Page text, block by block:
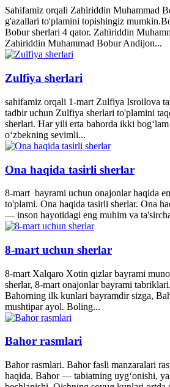
Sahifamiz orqali Zahiriddin Muhammad
g'azallari to'plamini topishingiz
Bobur sherlari 4 qator. Zahiriddin
Zahiriddin Muhammad Bobur Andijon...
Zulfiya sherlari
sahifamiz orqali 1-mart Zulfiya Isroilova
tadbir uchun Zulfiya sherlari to'plamini
sherlari. Har yili erta bahorda ikki
oʻzbekning sevimli...
Ona haqida tasirli sherlar
8-mart bayrami uchun onajonlar haqida
to'plami. Ona haqida tasirli sherlar. Ona
— inson hayotidagi eng muhim va
8-mart uchun sherlar
8-mart Xalqaro Xotin qizlar bayrami
sherlar, 8-mart onajonlar bayrami
Bahorning ilk kunlari bayramdir sizga,
mushtipar ayol. Boling...
Bahor rasmlari
Bahor rasmlari. Bahor fasli manzaralari
haqida. Bahor — tabiatning uyg‘onishi,